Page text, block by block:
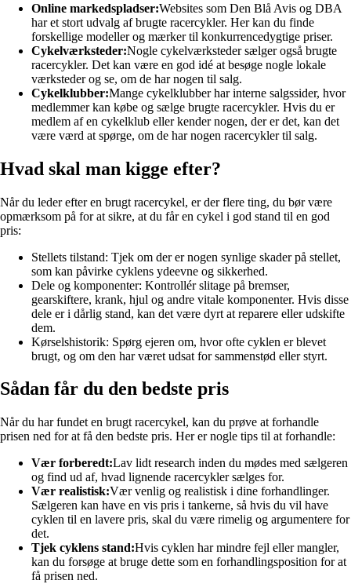
Online markedspladser:Websites som Den Blå Avis og DBA
har et stort udvalg af brugte racercykler. Her kan du finde
forskellige modeller og mærker til konkurrencedygtige priser.
Cykelværksteder:Nogle cykelværksteder sælger også brugte
racercykler. Det kan være en god idé at besøge nogle lokale
værksteder og se, om de har nogen til salg.
Cykelklubber:Mange cykelklubber har interne salgssider, hvor
medlemmer kan købe og sælge brugte racercykler. Hvis du er
medlem af en cykelklub eller kender nogen, der er det, kan det
være værd at spørge, om de har nogen racercykler til salg.
Hvad skal man kigge efter?
Når du leder efter en brugt racercykel, er der flere ting, du bør være
opmærksom på for at sikre, at du får en cykel i god stand til en god
pris:
Stellets tilstand: Tjek om der er nogen synlige skader på stellet,
som kan påvirke cyklens ydeevne og sikkerhed.
Dele og komponenter: Kontrollér slitage på bremser,
gearskiftere, krank, hjul og andre vitale komponenter. Hvis disse
dele er i dårlig stand, kan det være dyrt at reparere eller udskifte
dem.
Kørselshistorik: Spørg ejeren om, hvor ofte cyklen er blevet
brugt, og om den har været udsat for sammenstød eller styrt.
Sådan får du den bedste pris
Når du har fundet en brugt racercykel, kan du prøve at forhandle
prisen ned for at få den bedste pris. Her er nogle tips til at forhandle:
Vær forberedt:Lav lidt research inden du mødes med sælgeren
og find ud af, hvad lignende racercykler sælges for.
Vær realistisk:Vær venlig og realistisk i dine forhandlinger.
Sælgeren kan have en vis pris i tankerne, så hvis du vil have
cyklen til en lavere pris, skal du være rimelig og argumentere for
det.
Tjek cyklens stand:Hvis cyklen har mindre fejl eller mangler,
kan du forsøge at bruge dette som en forhandlingsposition for at
få prisen ned.